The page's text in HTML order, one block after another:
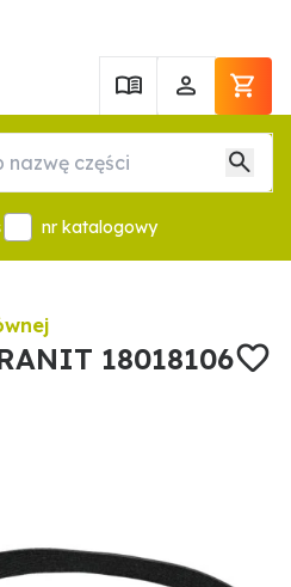
nr katalogowy
18018106